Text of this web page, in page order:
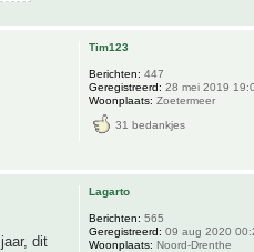
Tim123
Berichten: 447
Geregistreerd: 28 mei 2019
Woonplaats: Zoetermeer
31 bedankjes
dit
Lagarto
Berichten: 565
Geregistreerd: 09 aug 2020
Woonplaats: Noord-Drenthe